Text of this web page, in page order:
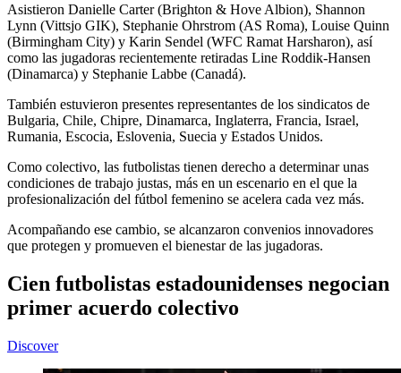
Asistieron Danielle Carter (Brighton & Hove Albion), Shannon
Lynn (Vittsjo GIK), Stephanie Ohrstrom (AS Roma), Louise Quinn
(Birmingham City) y Karin Sendel (WFC Ramat Harsharon), así
como las jugadoras recientemente retiradas Line Roddik-Hansen
(Dinamarca) y Stephanie Labbe (Canadá).
También estuvieron presentes representantes de los sindicatos de
Bulgaria, Chile, Chipre, Dinamarca, Inglaterra, Francia, Israel,
Rumania, Escocia, Eslovenia, Suecia y Estados Unidos.
Como colectivo, las futbolistas tienen derecho a determinar unas
condiciones de trabajo justas, más en un escenario en el que la
profesionalización del fútbol femenino se acelera cada vez más.
Acompañando ese cambio, se alcanzaron convenios innovadores
que protegen y promueven el bienestar de las jugadoras.
Cien futbolistas estadounidenses negocian
primer acuerdo colectivo
Discover